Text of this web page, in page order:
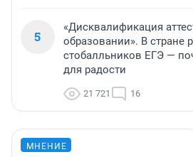
5
«Дисквалификация
образовании». В стране
стобалльников ЕГЭ —
для радости
21 721 16
МНЕНИЕ